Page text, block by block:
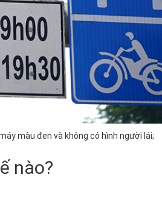
màu đen và không có hình người lái;
nào?